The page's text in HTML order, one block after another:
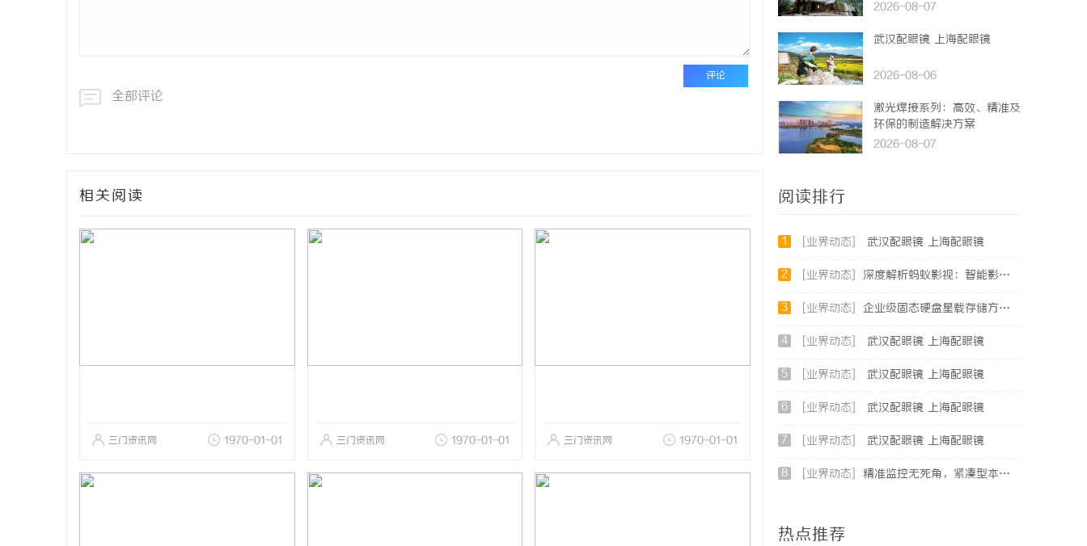
评论
全部评论
相关阅读
三门资讯网 1970-01-01 三门资讯网 1970-01-01 三门资讯网 1970-01-01
2026-08-07
武汉配眼镜 上海配眼镜
2026-08-06
激光焊接系列：高效、精准及
环保的制造解决方案
2026-08-07
阅读排行
1 [业界动态] 武汉配眼镜 上海配眼镜
2 [业界动态] 深度解析蚂蚁影视：智能影视平台的未来趋势与优势
3 [业界动态] 企业级固态硬盘星载存储方案选购指南
4 [业界动态] 武汉配眼镜 上海配眼镜
5 [业界动态] 武汉配眼镜 上海配眼镜
6 [业界动态] 武汉配眼镜 上海配眼镜
7 [业界动态] 武汉配眼镜 上海配眼镜
8 [业界动态] 精准监控无死角，紧凑型本安球机赋能安全管理
热点推荐